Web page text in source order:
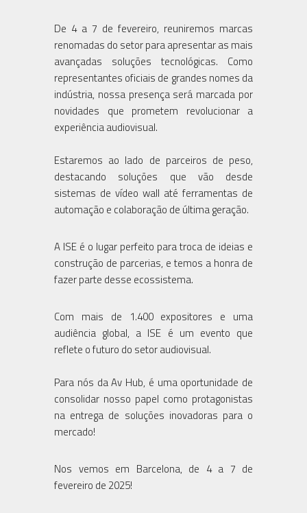
De 4 a 7 de fevereiro, reuniremos marcas
renomadas do setor para apresentar as mais
avançadas soluções tecnológicas. Como
representantes oficiais de grandes nomes da
indústria, nossa presença será marcada por
novidades que prometem revolucionar a
experiência audiovisual.
Estaremos ao lado de parceiros de peso,
destacando soluções que vão desde
sistemas de vídeo wall até ferramentas de
automação e colaboração de última geração.
A ISE é o lugar perfeito para troca de ideias e
construção de parcerias, e temos a honra de
fazer parte desse ecossistema.
Com mais de 1.400 expositores e uma
audiência global, a ISE é um evento que
reflete o futuro do setor audiovisual.
Para nós da Av Hub, é uma oportunidade de
consolidar nosso papel como protagonistas
na entrega de soluções inovadoras para o
mercado!
Nos vemos em Barcelona, de 4 a 7 de
fevereiro de 2025!